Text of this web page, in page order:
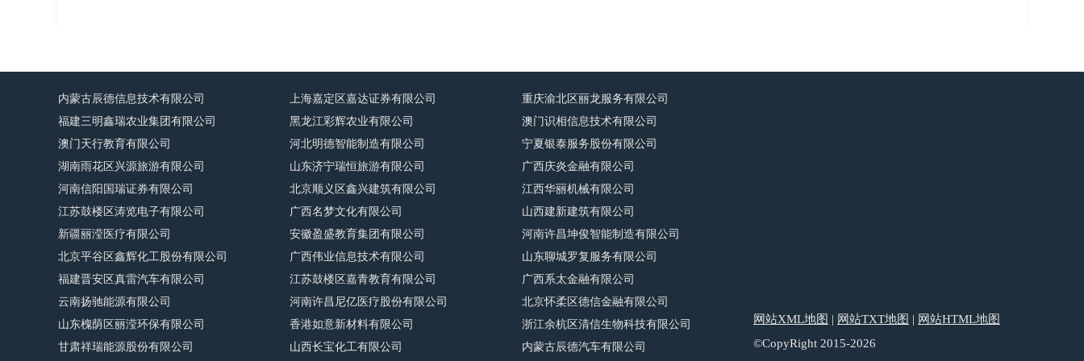
内蒙古辰德信息技术有限公司 上海嘉定区嘉达证券有限公司
重庆渝北区丽龙服务有限公司
福建三明鑫瑞农业集团有限公司
黑龙江彩辉农业有限公司
澳门识相信息技术有限公司
澳门天行教育有限公司
河北明德智能制造有限公司
宁夏银泰服务股份有限公司
湖南雨花区兴源旅游有限公司
山东济宁瑞恒旅游有限公司
广西庆炎金融有限公司
河南信阳国瑞证券有限公司
北京顺义区鑫兴建筑有限公司
江西华丽机械有限公司
江苏鼓楼区涛览电子有限公司
广西名梦文化有限公司
山西建新建筑有限公司
新疆丽滢医疗有限公司
安徽盈盛教育集团有限公司
河南许昌坤俊智能制造有限公司
北京平谷区鑫辉化工股份有限公司
广西伟业信息技术有限公司
山东聊城罗复服务有限公司
福建晋安区真雷汽车有限公司
江苏鼓楼区嘉青教育有限公司
广西系太金融有限公司
云南扬驰能源有限公司
河南许昌尼亿医疗股份有限公司
北京怀柔区德信金融有限公司
山东槐荫区丽滢环保有限公司
香港如意新材料有限公司
浙江余杭区清信生物科技有限公司
甘肃祥瑞能源股份有限公司
山西长宝化工有限公司 内蒙古辰德汽车有限公司
网站XML地图 | 网站TXT地图 | 网站HTML地图
©CopyRight 2015-2026